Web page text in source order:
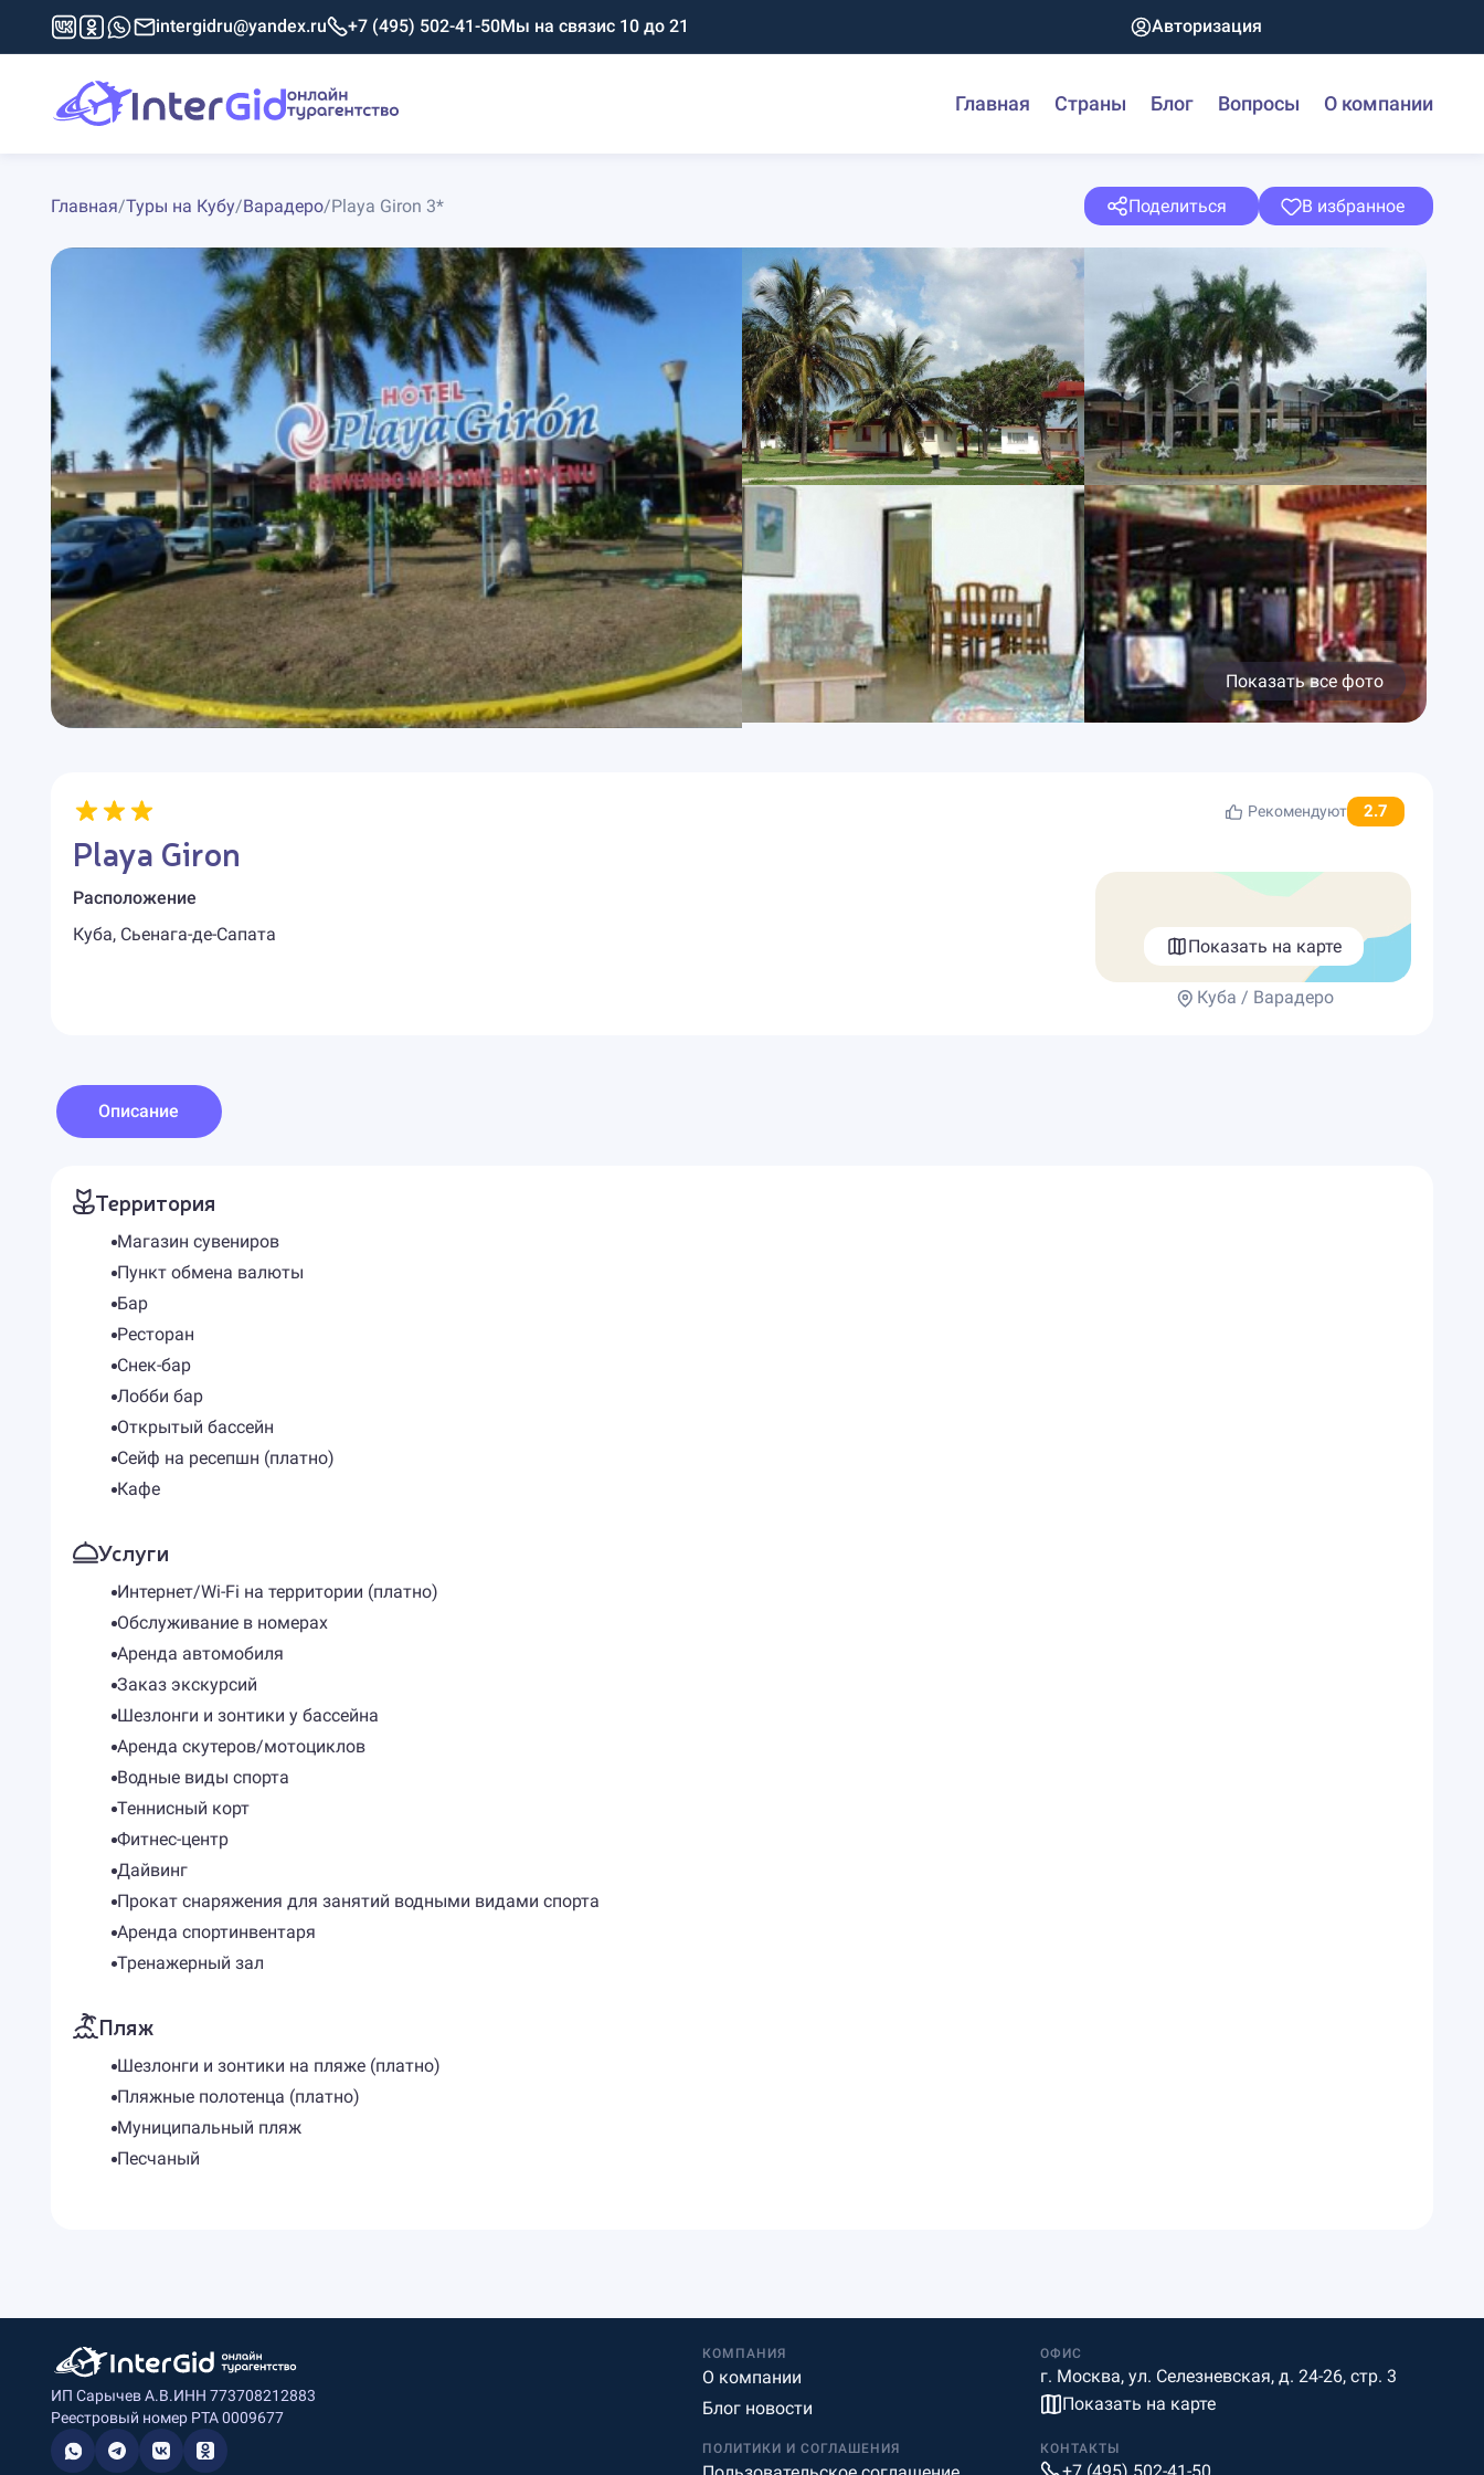
intergidru@yandex.ru +7 (495) 502-41-50Мы на связис 10 до 21 Авторизация
Главная Страны Блог Вопросы О компании
Главная/Туры на Кубу/Варадеро/Playa Giron 3* Поделиться В избранное
Показать все фото
Рекомендуют 2.7
Playa Giron
Расположение
Куба, Сьенага-де-Сапата
Показать на карте
Куба / Варадеро
Описание
Территория
Магазин сувениров
Пункт обмена валюты
Бар
Ресторан
Снек-бар
Лобби бар
Открытый бассейн
Сейф на ресепшн (платно)
Кафе
Услуги
Интернет/Wi-Fi на территории (платно)
Обслуживание в номерах
Аренда автомобиля
Заказ экскурсий
Шезлонги и зонтики у бассейна
Аренда скутеров/мотоциклов
Водные виды спорта
Теннисный корт
Фитнес-центр
Дайвинг
Прокат снаряжения для занятий водными видами спорта
Аренда спортинвентаря
Тренажерный зал
Пляж
Шезлонги и зонтики на пляже (платно)
Пляжные полотенца (платно)
Муниципальный пляж
Песчаный
ИП Сарычев А.В.ИНН 773708212883
Реестровый номер РТА 0009677
КОМПАНИЯ
О компании
Блог новости
ОФИС
г. Москва, ул. Селезневская, д. 24-26, стр. 3
Показать на карте
ПОЛИТИКИ И СОГЛАШЕНИЯ КОНТАКТЫ